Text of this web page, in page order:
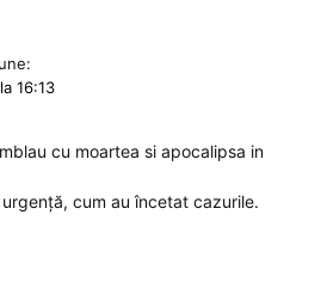
16:13
cu moartea si apocalipsa in
cum au încetat cazurile.